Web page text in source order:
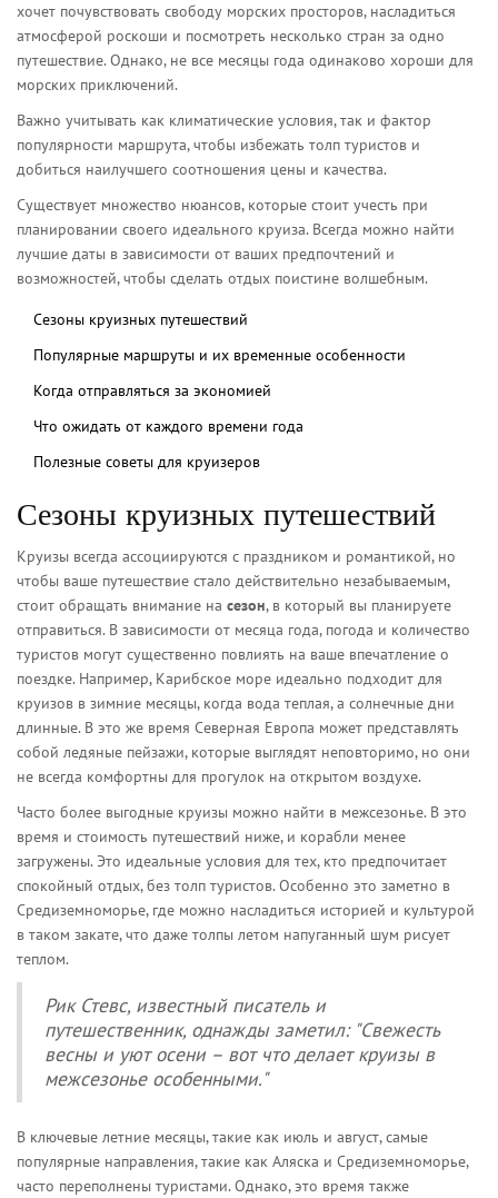
хочет почувствовать свободу морских просторов, насладиться
атмосферой роскоши и посмотреть несколько стран за одно
путешествие. Однако, не все месяцы года одинаково хороши для
морских приключений.
Важно учитывать как климатические условия, так и фактор
популярности маршрута, чтобы избежать толп туристов и
добиться наилучшего соотношения цены и качества.
Существует множество нюансов, которые стоит учесть при
планировании своего идеального круиза. Всегда можно найти
лучшие даты в зависимости от ваших предпочтений и
возможностей, чтобы сделать отдых поистине волшебным.
Сезоны круизных путешествий
Популярные маршруты и их временные особенности
Когда отправляться за экономией
Что ожидать от каждого времени года
Полезные советы для круизеров
Сезоны круизных путешествий
Круизы всегда ассоциируются с праздником и романтикой, но
чтобы ваше путешествие стало действительно незабываемым,
стоит обращать внимание на сезон, в который вы планируете
отправиться. В зависимости от месяца года, погода и количество
туристов могут существенно повлиять на ваше впечатление о
поездке. Например, Карибское море идеально подходит для
круизов в зимние месяцы, когда вода теплая, а солнечные дни
длинные. В это же время Северная Европа может представлять
собой ледяные пейзажи, которые выглядят неповторимо, но они
не всегда комфортны для прогулок на открытом воздухе.
Часто более выгодные круизы можно найти в межсезонье. В это
время и стоимость путешествий ниже, и корабли менее
загружены. Это идеальные условия для тех, кто предпочитает
спокойный отдых, без толп туристов. Особенно это заметно в
Средиземноморье, где можно насладиться историей и культурой
в таком закате, что даже толпы летом напуганный шум рисует
теплом.
Рик Стевс, известный писатель и
путешественник, однажды заметил: "Свежесть
весны и уют осени – вот что делает круизы в
межсезонье особенными."
В ключевые летние месяцы, такие как июль и август, самые
популярные направления, такие как Аляска и Средиземноморье,
часто переполнены туристами. Однако, это время также